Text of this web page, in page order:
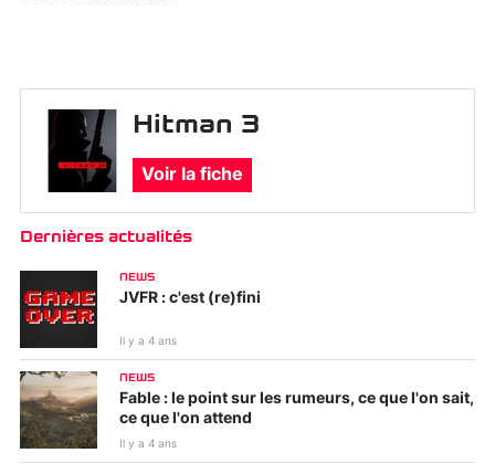
Hitman 3
Voir la fiche
Dernières actualités
NEWS
JVFR : c'est (re)fini
Il y a 4 ans
NEWS
Fable : le point sur les rumeurs, ce que l'on sait,
ce que l'on attend
Il y a 4 ans